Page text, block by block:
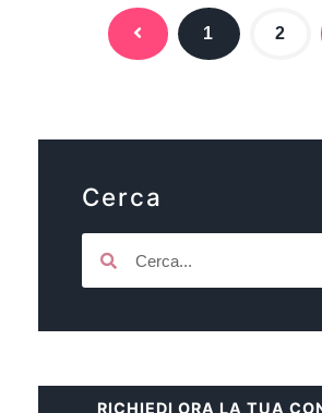
1 2
Cerca
RICHIEDI ORA LA TUA